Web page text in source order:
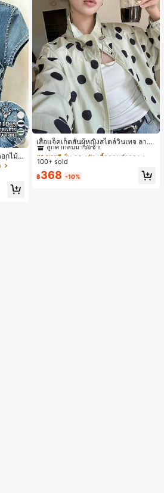
17
กไม้สี
ยวฤ
ระสง
เสื้อแจ็คเก็ตสั้นผู้หญิงสไตล์วินเทจ ลายจุ
ดขนาดใหญ่ คอตั้ง เอวเข้ารูป แขนพอง
ทรงหลวม แฟชั่นอเนกประสงค์ สำหรับใ
ส่ประจำวันและไปเที่ยวพักผ่อน
#1 ขายดี
ใน กระเป๋า เสื้อคลุมลำลอง
ลูกค้ากลับมาซื้อซ้ำ!
#1 ขายดี ใน กระเป๋า เสื้อคลุมลำลอง
ลูกค้ากลับมาซื้อซ้ำ!
#1 ขายดี ใน กระเป๋า เสื้อคลุมลำลอง
ลูกค้ากลับมาซื้อซ้ำ!
#1 ขายดี
ใน กระเป๋า เสื้อคลุมลำลอง
100+ sold
฿368 -10%